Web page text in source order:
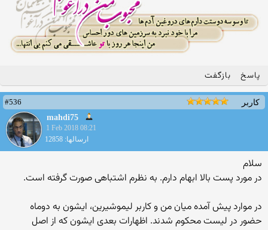
پاسخ بازگفت
کاربر
#536
mahdi75
1 Feb 2018 08:21
ارسالها: 12858
سلام
در مورد پست بالا ابهام دارم. به نظرم اشتباهی صورت گرفته است.
در موارد پیش آمده میان من و کاربر لیموشیرین، ایشون به دوماه
حضور در لیست محکوم شدند. اظهارات بعدی ایشون که از اصل